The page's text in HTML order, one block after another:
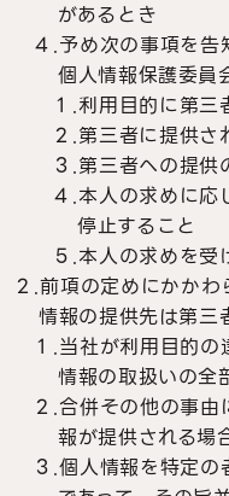
があるとき
４.予め次の事項を
個人情報保護委員
１.利用目的に第三
２.第三者に提供さ
３.第三者への提
４.本人の求めに応
停止すること
５.本人の求めを受
２.前項の定めにかか
情報の提供先は第三
１.当社が利用目的
情報の取扱いの全
２.合併その他の事
報が提供される場
３.個人情報を特定